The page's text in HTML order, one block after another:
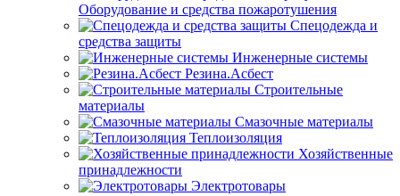
Оборудование и средства пожаротушения
Спецодежда и
средства защиты
Инженерные системы
Резина.Асбест
Строительные
материалы
Смазочные материалы
Теплоизоляция
Хозяйственные
принадлежности
Электротовары